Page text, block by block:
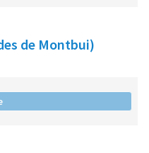
de Montbui)